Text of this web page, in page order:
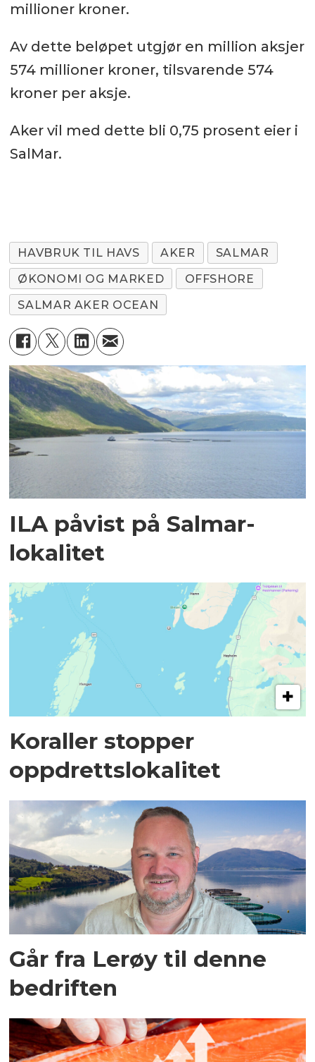
millioner kroner.
Av dette beløpet utgjør en million aksjer
574 millioner kroner, tilsvarende 574
kroner per aksje.
Aker vil med dette bli 0,75 prosent eier i
SalMar.
HAVBRUK TIL HAVS AKER
SALMAR
ØKONOMI OG MARKED
OFFSHORE
SALMAR AKER OCEAN
ILA påvist på Salmar-
lokalitet
Koraller stopper
oppdrettslokalitet
Går fra Lerøy til denne
bedriften